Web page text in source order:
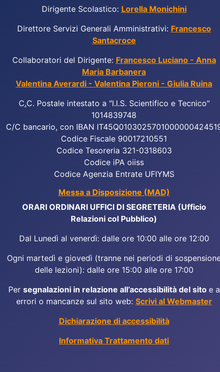
Dirigente Scolastico: Lorella Monichini
Direttore Servizi Generali Amministrativi: Francesco
Santacroce
Collaboratori del Dirigente: Francesco Luciano - Anna
Maria Barbanera
Valentina Averardi - Valentina Pieroni - Giulia Ruina
C.C. Postale intestato a "I.I.S. Scientifico e Tecnico"
1014839748
C/C bancario, con IBAN
Codice Fiscale 90017210551
Codice Tesoreria 321-0318603
Codice iPA oiiss
Codice Agenzia Entrate UFIYMS
Messa a Disposizione (MAD)
ORARI ORDINARI UFFICI DI SEGRETERIA (Ufficio
Relazioni col Pubblico)
Dal Lunedì al venerdì: dalle ore 10:00 alle ore 12:00
Ogni martedì e giovedì (tranne nei periodi di
delle lezioni): dalle ore 15:00 alle ore 17:00
Per segnalazioni in relazione all’accessibilità del sito e a
errori o mancanze sul sito web: Scrivi al Webmaster
Dichiarazione di accessibilità
Informativa Trattamento dati